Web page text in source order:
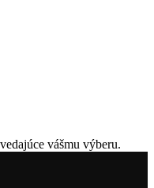
vášmu výberu.